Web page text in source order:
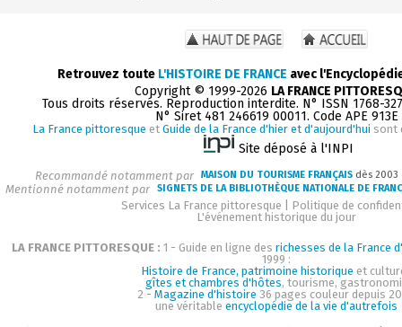
Retrouvez toute L'HISTOIRE DE FRANCE avec
Copyright © 1999-2026 LA FRANCE
Tous droits réservés. Reproduction interdite. N° ISSN 1768-
N° Siret 481 246619 00011. Code APE 913E
La France pittoresque et Guide de la France d'hier et d'aujourd'hui sont
Site déposé à l'INPI
Recommandé notamment par MAISON DU TOURISME FRANÇAIS dès
Mentionné notamment par SIGNETS DE LA BIBLIOTHÈQUE NATIONALE DE
Services La France pittoresque
Politique de
L'événement historique du jour
LA FRANCE PITTORESQUE : 1 - Guide en ligne des richesses de la France
1999 :
Histoire de France, patrimoine historique et
gîtes et chambres d'hôtes, tourisme,
2 - Magazine d'histoire 36 pages couleur depuis
une véritable encyclopédie de la vie d'autrefois